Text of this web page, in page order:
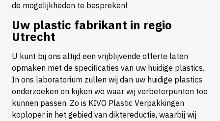
de mogelijkheden te bespreken!
Uw plastic fabrikant in regio
Utrecht
U kunt bij ons altijd een vrijblijvende offerte laten
opmaken met de specificaties van uw huidige plastics.
In ons laboratorium zullen wij dan uw huidige plastics
onderzoeken en kijken we waar wij verbeterpunten toe
kunnen passen. Zo is KIVO Plastic Verpakkingen
koploper in het gebied van diktereductie, waarbij wij